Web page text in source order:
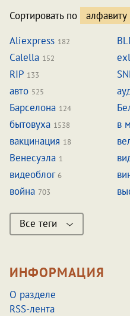
Сортировать по алфавиту
Aliexpress 182
Calella 152
RIP 133
авто 525
Барселона 124
бытовуха 1538 в
вакцинация 18
Венесуэла 1
видеоблог 6
война 703
Все теги
ИНФОРМАЦИЯ
О разделе
RSS-лента